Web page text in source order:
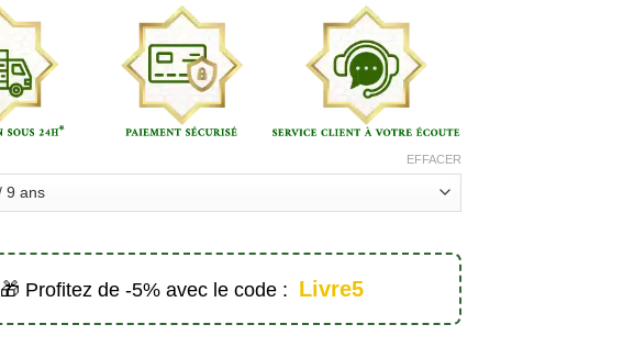
EFFACER
🎁 Profitez de -5% avec le code : Livre5